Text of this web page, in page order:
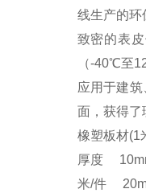
线生产的环
致密的表
（-40℃至
应用于建
面，获得了
橡塑板材(1
厚度
米/件